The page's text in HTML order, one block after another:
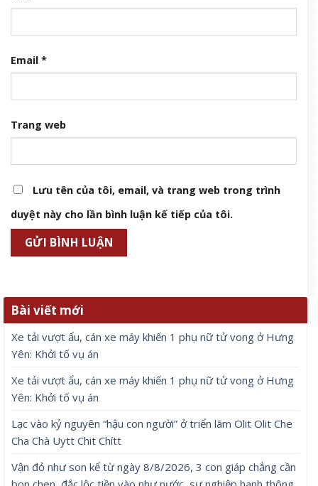
Email *
Trang web
Lưu tên của tôi, email, và trang web trong trình
duyệt này cho lần bình luận kế tiếp của tôi.
Bài viết mới
Xe tải vượt ẩu, cán xe máy khiến 1 phụ nữ tử vong ở Hưng
Yên: Khởi tố vụ án
Xe tải vượt ẩu, cán xe máy khiến 1 phụ nữ tử vong ở Hưng
Yên: Khởi tố vụ án
Lạc vào kỷ nguyên “hậu con người” ở triển lãm Olit Olit Che
Cha Chà Uytt Chit Chítt
Vận đỏ như son kể từ ngày 8/8/2026, 3 con giáp chẳng cần